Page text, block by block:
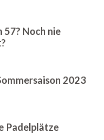
57? Noch nie
2023
Padelplätze